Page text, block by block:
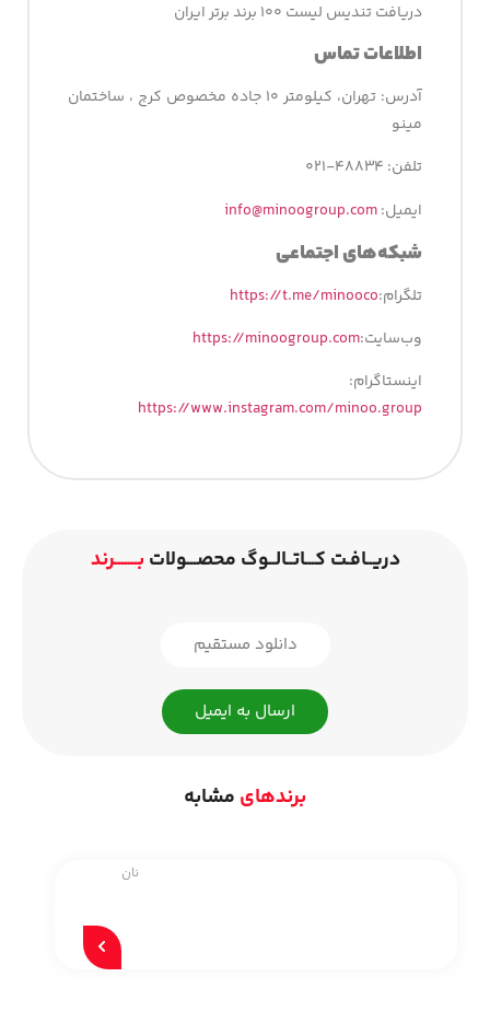
دریافت تندیس لیست ۱۰۰ برند برتر ایران
اطلاعات تماس
آدرس: تهران، کیلومتر ۱۰ جاده مخصوص کرج ، ساختمان
مینو
تلفن: ۴۸۸۳۴-۰۲۱
ایمیل:info@minoogroup.com
شبکه‌­های اجتماعی
تلگرام:https://t.me/minooco
وب‌سایت:https://minoogroup.com
اینستاگرام:
https://www.instagram.com/minoo.group
دریــافـت کـــاتــالــوگ محصـــولات بـــــــرند
دانلود مستقیم
ارسال به ایمیل
برندهای مشابه
نان